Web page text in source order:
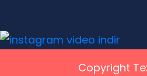
Copyright